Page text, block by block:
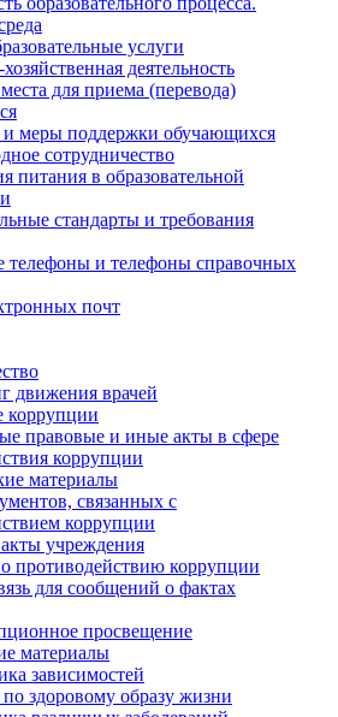
услуги
деятельность
для приема (перевода)
меры поддержки обучающихся
сотрудничество
питания в образовательной
стандарты и требования
телефоны и телефоны справочных
почт
движения врачей
коррупции
правовые и иные акты в сфере
коррупции
материалы
связанных с
коррупции
учреждения
противодействию коррупции
для сообщений о фактах
просвещение
материалы
зависимостей
здоровому образу жизни